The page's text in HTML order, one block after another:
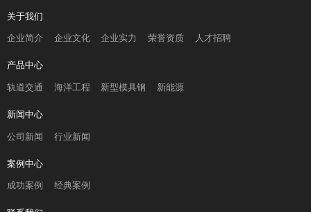
关于我们
企业简介 企业文化 企业实力 荣誉资质 人才招聘
产品中心
轨道交通 海洋工程 新型模具钢 新能源
新闻中心
公司新闻 行业新闻
案例中心
成功案例 经典案例